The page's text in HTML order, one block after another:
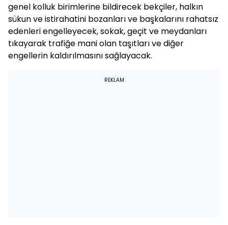
genel kolluk birimlerine bildirecek bekçiler, halkın
sükun ve istirahatini bozanları ve başkalarını rahatsız
edenleri engelleyecek, sokak, geçit ve meydanları
tıkayarak trafiğe mani olan taşıtları ve diğer
engellerin kaldırılmasını sağlayacak.
REKLAM